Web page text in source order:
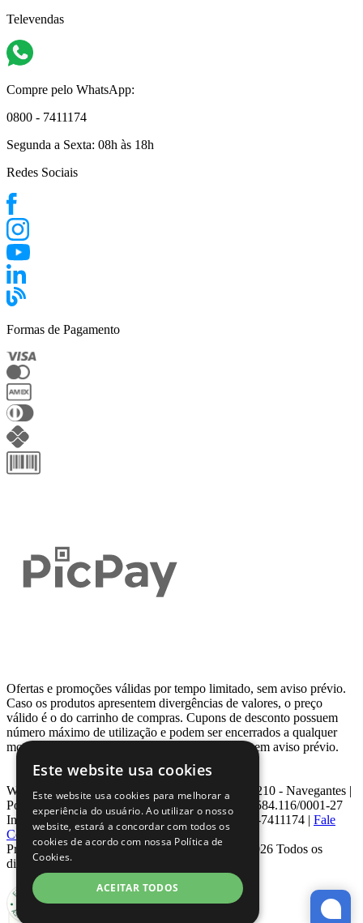
Televendas
Compre pelo WhatsApp:
0800 - 7411174
Segunda a Sexta: 08h às 18h
Redes Sociais
Formas de Pagamento
Ofertas e promoções válidas por tempo limitado, sem aviso prévio.
Caso os produtos apresentem divergências de valores, o preço
válido é o do carrinho de compras. Cupons de desconto possuem
número máximo de utilização e podem ser encerrados a qualquer
momento, de acordo com sua disponibilidade e sem aviso prévio.
Webcontinental LTDA | Travessa Venezuela, Nº 210 - Navegantes |
Porto Alegre - RS - CEP: 90.240-220 CNPJ: 08.584.116/0001-27
Inscrição Estadual: 0963171399 | Telefone: 0800-7411174 | Fale
Conosco|ouvidoria@webcontinental.com.br
Proibida reprodução total ou parcial | © 2007 - 2026 Todos os
direitos reservados - WebContinental
Este website usa cookies
Este website usa cookies para melhorar a
experiência do usuário. Ao utilizar o nosso
website, estará a concordar com todos os
cookies de acordo com nossa Política de
Cookies.
ACEITAR TODOS